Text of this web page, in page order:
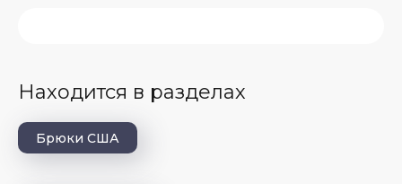
Находится в разделах
Брюки США